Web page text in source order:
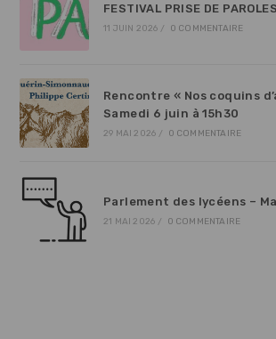
FESTIVAL PRISE DE
11 JUIN 2026 / 0 COMMENTAIRE
Rencontre « Nos coquins
Samedi 6 juin à 15h30
29 MAI 2026 / 0 COMMENTAIRE
Parlement des lycéens –
21 MAI 2026 / 0 COMMENTAIRE